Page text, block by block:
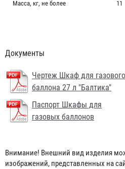
Масса, кг, не более 11
Документы
Чертеж Шкаф для газового
баллона 27 л "Балтика"
Паспорт Шкафы для
газовых баллонов
Внимание! Внешний вид изделия
изображений, представленных на
5 720 ₽